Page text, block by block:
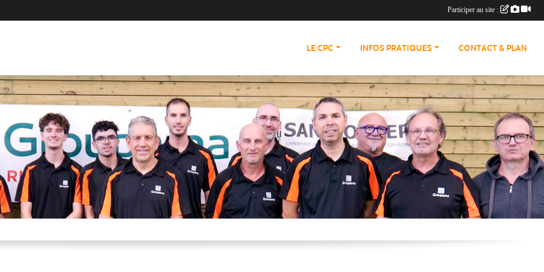
LE CPC INFOS PRATIQUES CONTACT & PLAN
Participer au site :